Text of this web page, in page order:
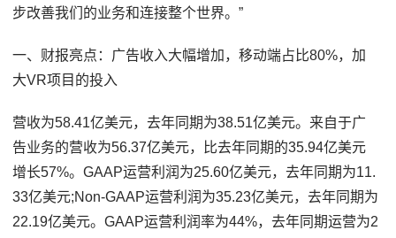
步改善我们的业务和连接整个世界。”
一、财报亮点：广告收入大幅增加，移动端占比80%，加
大VR项目的投入
营收为58.41亿美元，去年同期为38.51亿美元。来自于广
告业务的营收为56.37亿美元，比去年同期的35.94亿美元
增长57%。GAAP运营利润为25.60亿美元，去年同期为11.
33亿美元;Non-GAAP运营利润为35.23亿美元，去年同期为
22.19亿美元。GAAP运营利润率为44%，去年同期运营为2